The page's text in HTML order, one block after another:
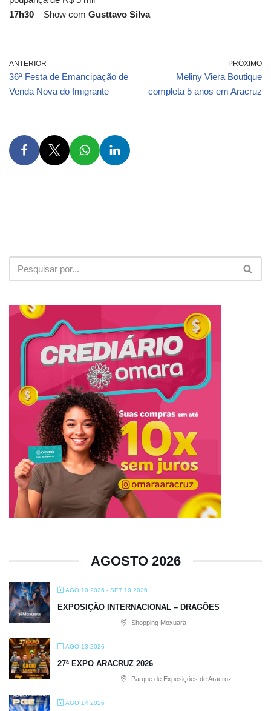
17h30 – Show com Gusttavo Silva
ANTERIOR
36ª Festa de Emancipação de
Venda Nova do Imigrante
PRÓXIMO
Meliny Viera Boutique
completa 5 anos em Aracruz
AGOSTO 2026
AGO 10 2026 - SET 10 2026
EXPOSIÇÃO INTERNACIONAL – DRAGÕES
Shopping Moxuara
AGO 13 2026
27ª EXPO ARACRUZ 2026
Parque de Exposições de Aracruz
AGO 14 2026